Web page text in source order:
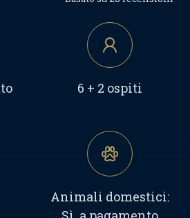
6 + 2 ospiti
Animali domestici: